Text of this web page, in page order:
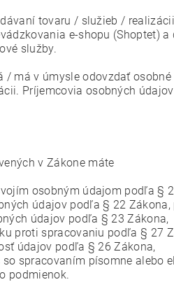
tovaru / služieb /
e-shopu (Shoptet)
služby.
/ má v úmysle odovzdať
Príjemcovia osobných
v Zákone máte
osobným údajom podľa §
údajov podľa § 22
údajov podľa § 23 Zákona,
proti spracovaniu podľa § 27
údajov podľa § 26 Zákona,
spracovaním písomne alebo
podmienok.